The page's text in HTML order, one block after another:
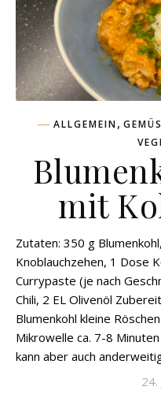
ALLGEMEIN,
mit
Zutaten: 350 g
Knoblauchzehen, 1 Dose
Currypaste (je nach
Chili, 2 EL Olivenöl
Blumenkohl kleine
Mikrowelle ca. 7-8
kann aber auch
24.